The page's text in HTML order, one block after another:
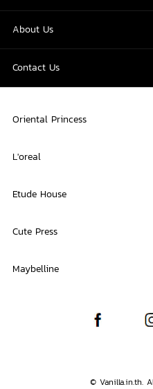
About Us
Contact Us
Oriental Princess
L'oreal
Etude House
Cute Press
Maybelline
© Vanilla.in.th.